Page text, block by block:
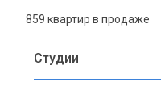
859 квартир в продаже
Студии